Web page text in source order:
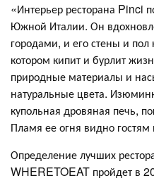
«Интерьер ресторана Pinci
Южной Италии. Он
городами, и его стены и пол
котором кипит и бурлит
природные материалы и
натуральные цвета.
купольная дровяная печь,
Пламя ее огня видно гостям
Определение лучших
WHERETOEAT пройдет в